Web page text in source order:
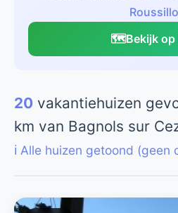
🗺️Bekijk op
20 vakantiehuizen
km van Bagnols sur
ℹ️ Alle huizen getoond (geen